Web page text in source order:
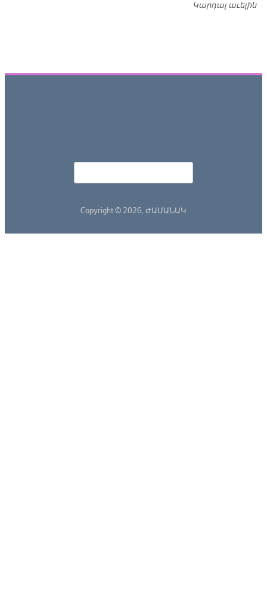
Կարդալ աւելին
Copyright © 2026, ԺԱՄԱՆԱԿ